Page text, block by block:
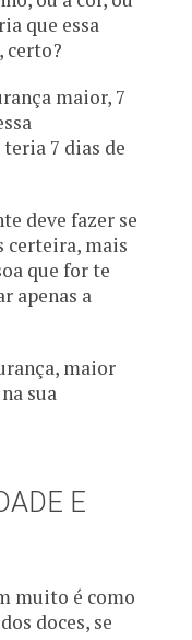
que essa
certo?
maior, 7
7 dias de
deve fazer se
certeira, mais
que for te
apenas a
maior
sua
E
muito é como
doces, se